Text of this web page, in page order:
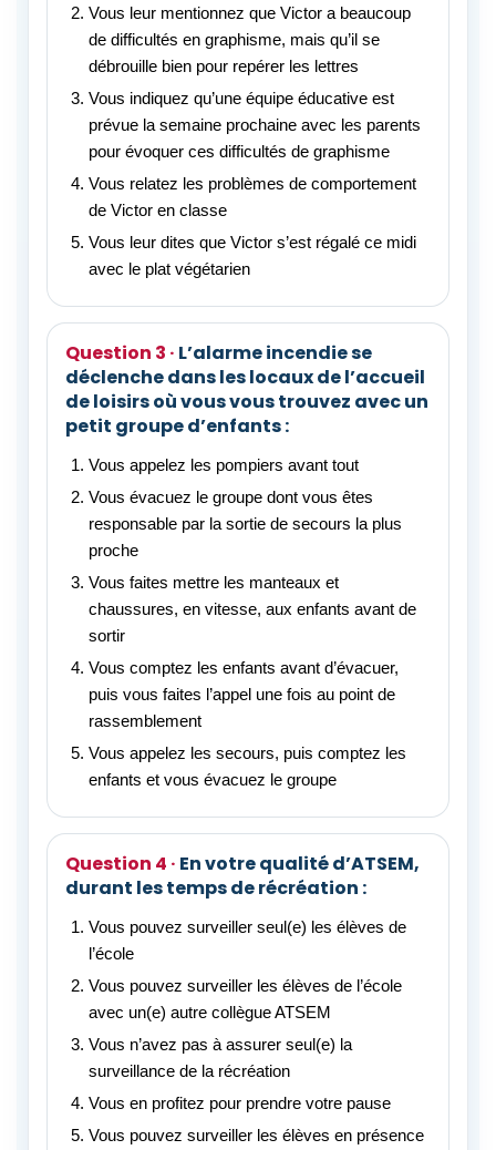
Vous leur mentionnez que Victor a beaucoup
de difficultés en graphisme, mais qu’il se
débrouille bien pour repérer les lettres
Vous indiquez qu’une équipe éducative est
prévue la semaine prochaine avec les parents
pour évoquer ces difficultés de graphisme
Vous relatez les problèmes de comportement
de Victor en classe
Vous leur dites que Victor s’est régalé ce midi
avec le plat végétarien
L’alarme incendie se
déclenche dans les locaux de l’accueil
de loisirs où vous vous trouvez avec un
petit groupe d’enfants :
Vous appelez les pompiers avant tout
Vous évacuez le groupe dont vous êtes
responsable par la sortie de secours la plus
proche
Vous faites mettre les manteaux et
chaussures, en vitesse, aux enfants avant de
sortir
Vous comptez les enfants avant d’évacuer,
puis vous faites l’appel une fois au point de
rassemblement
Vous appelez les secours, puis comptez les
enfants et vous évacuez le groupe
En votre qualité d’ATSEM,
durant les temps de récréation :
Vous pouvez surveiller seul(e) les élèves de
l’école
Vous pouvez surveiller les élèves de l’école
avec un(e) autre collègue ATSEM
Vous n’avez pas à assurer seul(e) la
surveillance de la récréation
Vous en profitez pour prendre votre pause
Vous pouvez surveiller les élèves en présence